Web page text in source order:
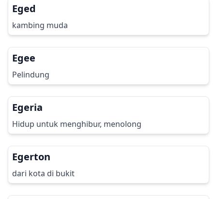
Eged
kambing muda
Egee
Pelindung
Egeria
Hidup untuk menghibur, menolong
Egerton
dari kota di bukit